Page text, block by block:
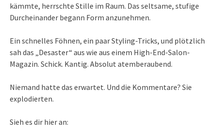
kämmte, herrschte Stille im Raum. Das seltsame, stufige
Durcheinander begann Form anzunehmen.
Ein schnelles Föhnen, ein paar Styling-Tricks, und plötzlich
sah das „Desaster“ aus wie aus einem High-End-Salon-
Magazin. Schick. Kantig. Absolut atemberaubend.
Niemand hatte das erwartet. Und die Kommentare? Sie
explodierten.
Sieh es dir hier an: